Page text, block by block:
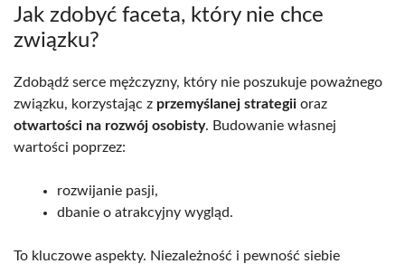
Jak zdobyć faceta, który nie chce
związku?
Zdobądź serce mężczyzny, który nie poszukuje poważnego
związku, korzystając z przemyślanej strategii oraz
otwartości na rozwój osobisty. Budowanie własnej
wartości poprzez:
rozwijanie pasji,
dbanie o atrakcyjny wygląd.
To kluczowe aspekty. Niezależność i pewność siebie